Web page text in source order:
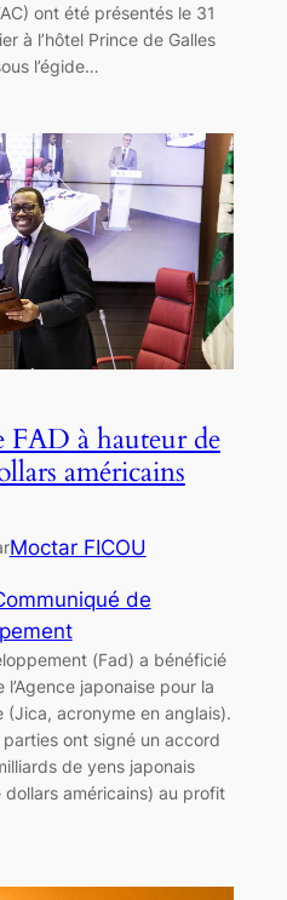
ont été présentés le 31
à l’hôtel Prince de Galles
l’égide…
FAD à hauteur de
américains
Moctar FICOU
de
(Fad) a bénéficié
japonaise pour la
acronyme en anglais).
ont signé un accord
de yens japonais
américains) au profit